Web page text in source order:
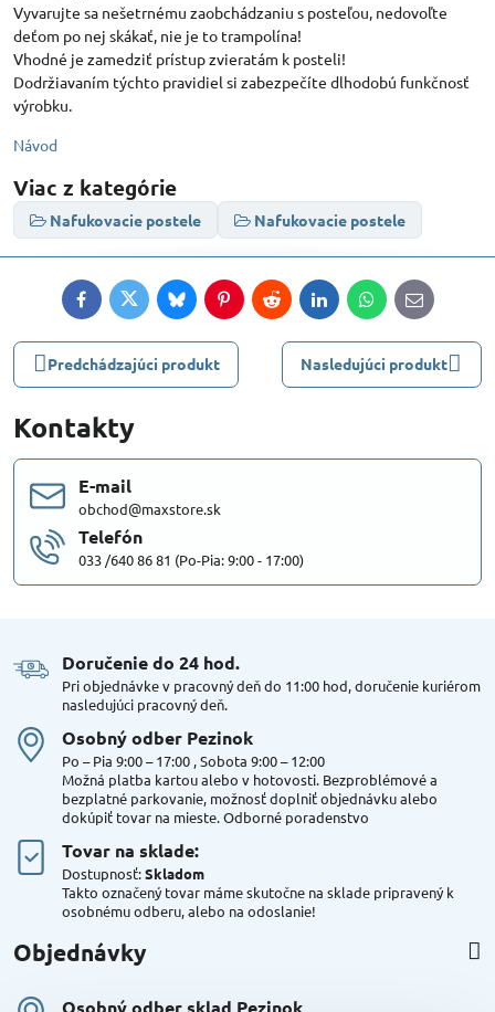
Vyvarujte sa nešetrnému zaobchádzaniu s posteľou, nedovoľte
deťom po nej skákať, nie je to trampolína!
Vhodné je zamedziť prístup zvieratám k posteli!
Dodržiavaním týchto pravidiel si zabezpečíte dlhodobú funkčnosť
výrobku.
Návod
Viac z kategórie
Nafukovacie postele Nafukovacie postele
FacebookTwitterBlueskyPinterestRedditLinkedInWhatsApp
E-
mail
Predchádzajúci produkt Nasledujúci produkt
Kontakty
E-mail
obchod@maxstore.sk
Telefón
033 /640 86 81 (Po-Pia: 9:00 - 17:00)
Doručenie do 24 hod​.
Pri objednávke v pracovný deň do 11:00 hod, doručenie kuriérom
nasledujúci pracovný deň.
Osobný odber Pezinok
Po – Pia 9:00 – 17:00 , Sobota 9:00 – 12:00
Možná platba kartou alebo v hotovosti. Bezproblémové a
bezplatné parkovanie, možnosť doplniť objednávku alebo
dokúpiť tovar na mieste. Odborné poradenstvo
Tovar na sklade:
Dostupnosť:Skladom
Takto označený tovar máme skutočne na sklade pripravený k
osobnému odberu, alebo na odoslanie!
Objednávky
Osobný odber sklad Pezinok